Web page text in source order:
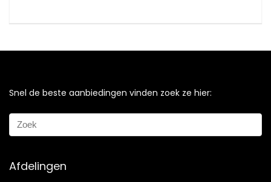
Snel de beste aanbiedingen vinden zoek ze hier:
Afdelingen